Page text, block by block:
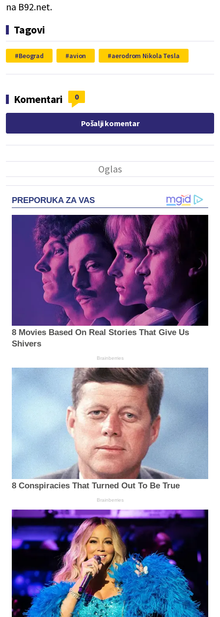
na B92.net.
Tagovi
Beograd avion aerodrom Nikola Tesla
Komentari 0
Pošalji komentar
PREPORUKA ZA VAS
8 Movies Based On Real Stories That Give Us
Shivers
Brainberries
8 Conspiracies That Turned Out To Be True
Brainberries